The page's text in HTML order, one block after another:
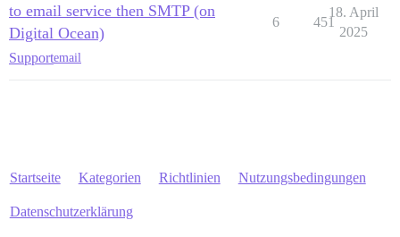
to email service then SMTP (on
Digital Ocean)
Supportemail
6 451
18. April
2025
Startseite Kategorien Richtlinien Nutzungsbedingungen
Datenschutzerklärung